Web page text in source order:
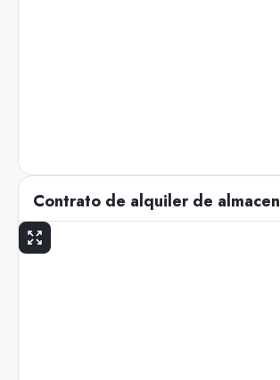
Contrato de alquiler de almacen